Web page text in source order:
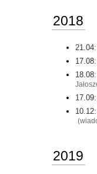
2018
21.04:
17.08:
18.08:
17.09:
10.12:
(
2019